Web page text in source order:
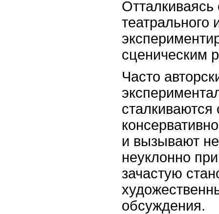
театрального
сценическим
Часто
сталкиваются
и вызывают
неуклонно
зачастую
обсуждения.